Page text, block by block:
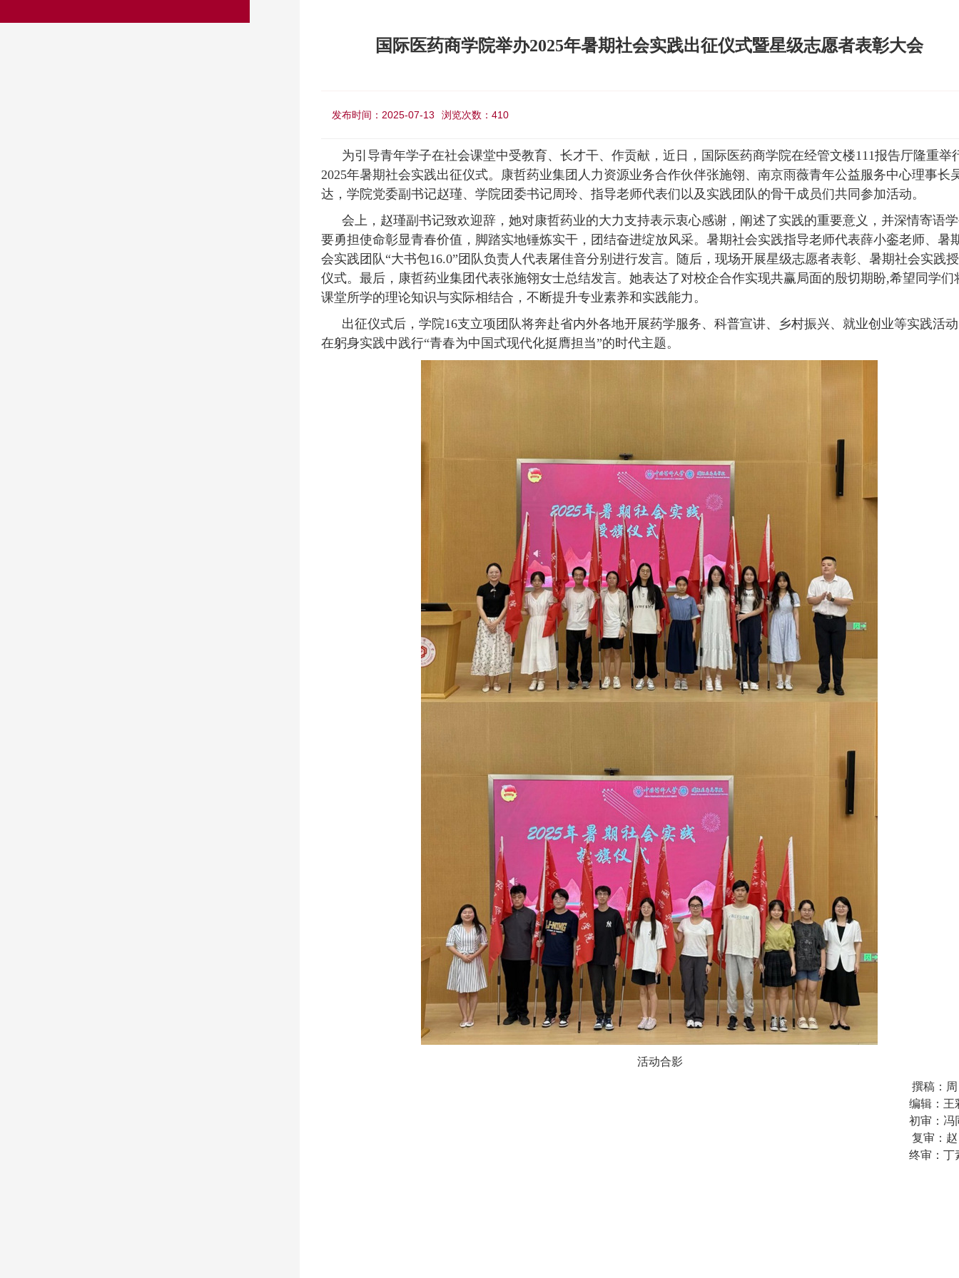
国际医药商学院举办2025年暑期社会实践出征仪式暨星级志愿者表彰大会
发布时间：2025-07-13 浏览次数： 410
为引导青年学子在社会课堂中受教育、长才干、作贡献， 近日 ，国际医药商学院在经管文楼111报告厅隆重举
2025年暑期社会实践出征仪式。康哲药业集团 人力资源业务合作伙伴张施翎、南京雨薇青年公益服务中心理事长
达， 学院党委副书记赵瑾、学院团委书记周玲、 指导老师代表们以及 实践团队的骨干成员们共同参加活动。
会上， 赵瑾副书记致欢迎辞，她对康哲药业的大力支持表示衷心感谢，阐述了实践的重要意义，并深情寄语
要勇担使命彰显青春价值，脚踏实地锤炼实干，团结奋进绽放风采。暑期社会实践指导老师代表薛小銮老师、 暑
会实践团队“大书包16.0”团队负责人代表屠佳音分别进行发言。随后，现场开展星级志愿者表彰、暑期社会实践
仪式。最后，康哲药业集团代表张施翎女士总结发言。她表达了对校企合作实现共赢局面的殷切期盼,希望 同学们
课堂所学的理论知识与实际相结合， 不断提升专业素养和实践能力。
出征仪式后，学院16支立项团队将奔赴省内外各地开展药学服务、科普宣讲、乡村振兴、就业创业等实践活
在躬身实践中践行“青春为中国式现代化挺膺担当”的时代主题。
活动合影
撰稿：
编辑：王
初审：冯
复审：
终审：丁